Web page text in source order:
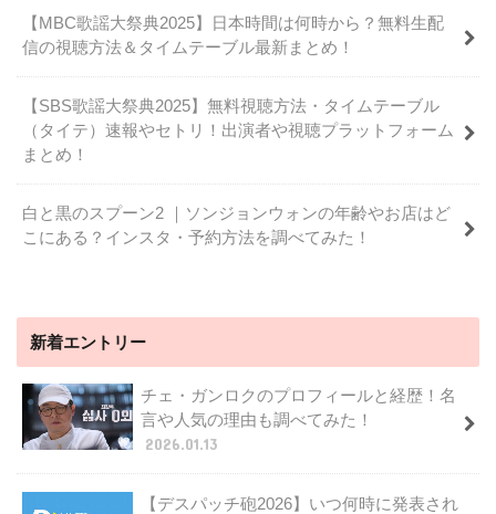
【MBC歌謡大祭典2025】日本時間は何時から？無料生配
信の視聴方法＆タイムテーブル最新まとめ！
【SBS歌謡大祭典2025】無料視聴方法・タイムテーブル
（タイテ）速報やセトリ！出演者や視聴プラットフォーム
まとめ！
白と黒のスプーン2 ｜ソンジョンウォンの年齢やお店はど
こにある？インスタ・予約方法を調べてみた！
新着エントリー
チェ・ガンロクのプロフィールと経歴！名
言や人気の理由も調べてみた！
2026.01.13
【デスパッチ砲2026】いつ何時に発表され